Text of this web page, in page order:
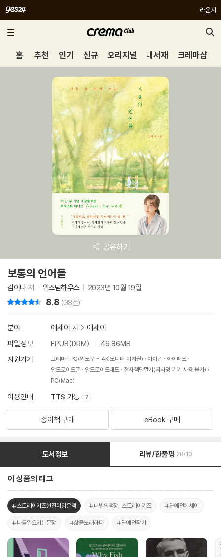
라운지
홈 추천 인기 신규 오리지널 내서재 크레마샵
공유하기
보통의 언어들
김이나저 위즈덤하우스 2023년 10월 19일
8.8 (38건)
분야 에세이 시 > 에세이
파일정보
EPUB(DRM)
46.86MB
지원기기
크레마 PC(윈도우 - 4K 모니터 미지원) 아이폰
아이패드
안드로이드폰
안드로이드패드
전자책단말기(저사양 기기 사용 불가)
PC(Mac)
이용안내 TTS 가능
종이책 구매 eBook 구매
도서정보 리뷰/한줄평 28/10
이 상품의 태그
#스트레이키즈현진이읽은책 #내별의책장_스트레이키즈 #연예인에세이
#나를일으키는문장 #삶을노래하다 #연예인작가